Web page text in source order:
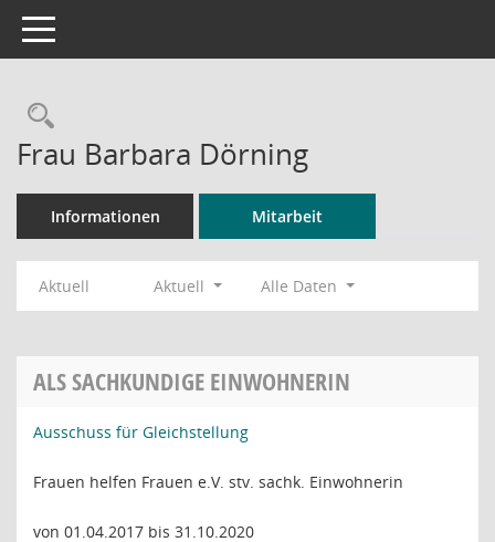
Toggle navigation
Rechercheauswahl
Frau Barbara Dörning
Informationen Mitarbeit
Aktuell Aktuell Alle Daten
ALS SACHKUNDIGE EINWOHNERIN
Ausschuss für Gleichstellung
Frauen helfen Frauen e.V. stv. sachk. Einwohnerin
von 01.04.2017 bis 31.10.2020